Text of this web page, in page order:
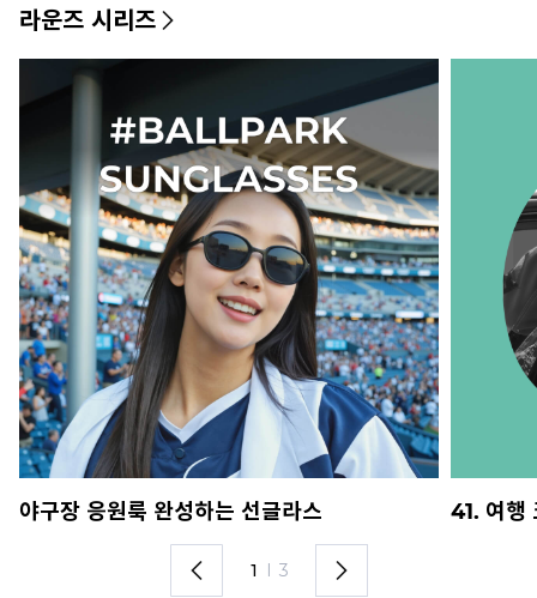
라운즈 시리즈
야구장 응원룩 완성하는 선글라스 41. 여행
1 I 3